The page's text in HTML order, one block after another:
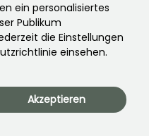
ein personalisiertes
Publikum
die Einstellungen
einsehen.
Akzeptieren
uns →
BEWERTUNGEN: